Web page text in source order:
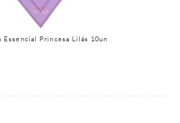
Essencial Princesa Lilás 10un